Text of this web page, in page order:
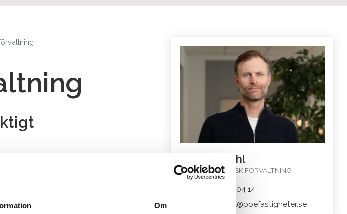
Om
Vi arbetar nära både
till att allt fungerar smidigt,
Ted Sjödahl
KONTAKT TEKNISK FÖRVALTNING
+46 701 44 04 14
ted.sjodahl@poefastigheter.se